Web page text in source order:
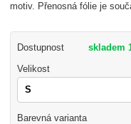
motiv. Přenosná fólie je
Dostupnost skladem
Velikost
Barevná varianta